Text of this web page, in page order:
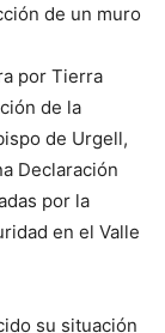
de un muro
por Tierra
de la
de Urgell,
Declaración
por la
en el Valle
su situación